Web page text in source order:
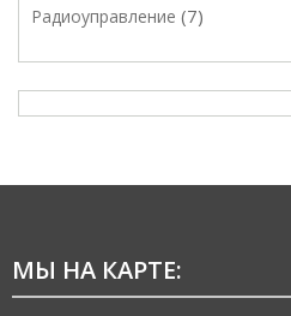
Радиоуправление 7
МЫ НА КАРТЕ: